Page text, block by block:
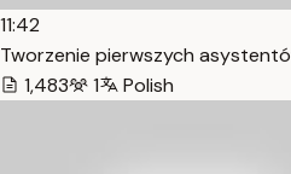
11:42
Tworzenie pierwszych
1,483
1 Polish